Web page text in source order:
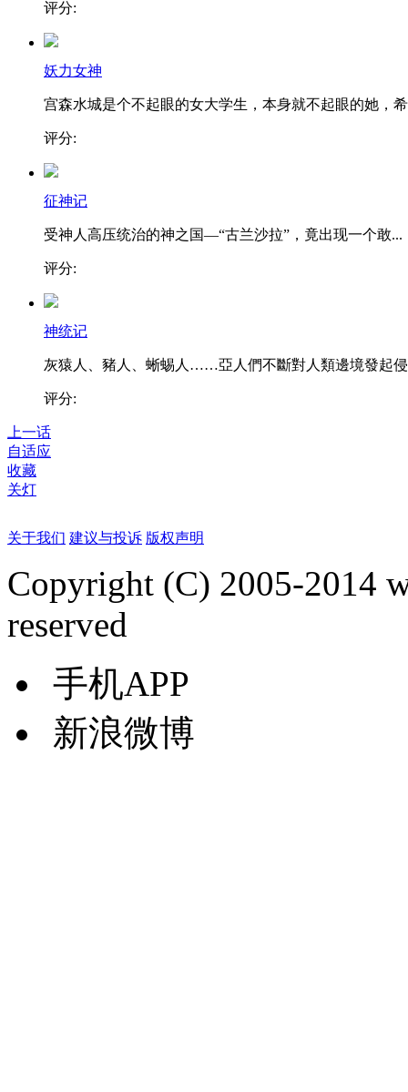
评分:
妖力女神
宫森水城是个不起眼的女大学生，本身就不起眼的她，
评分:
征神记
受神人高压统治的神之国—“古兰沙拉”，竟出现一个敢...
评分:
神统记
灰猿人、豬人、蜥蜴人……亞人們不斷對人類邊境發起
评分:
上一话
自适应
收藏
关灯
关于我们 建议与投诉 版权声明
Copyright (C) 2005-2014
reserved
手机APP
新浪微博